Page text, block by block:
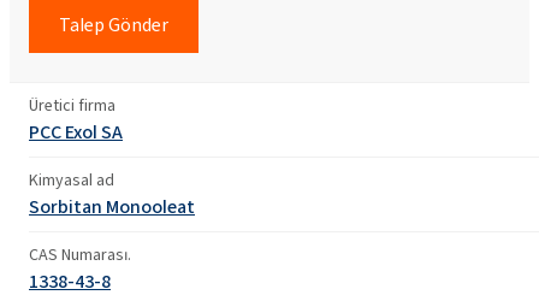
Talep Gönder
Üretici firma
PCC Exol SA
Kimyasal ad
Sorbitan Monooleat
CAS Numarası.
1338-43-8